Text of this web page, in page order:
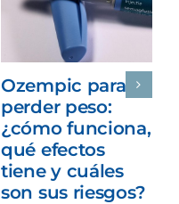
Ozempic para
perder peso:
¿cómo funciona,
qué efectos
tiene y cuáles
son sus riesgos?